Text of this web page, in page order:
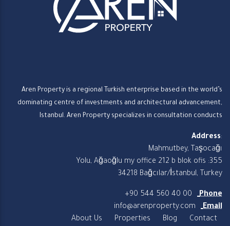
Aren Property is a regional Turkish enterprise based in the world’s
dominating centre of investments and architectural advancement,
Istanbul. Aren Property specializes in consultation conducts
Address:
Mahmutbey, Taşocağı
Yolu, Ağaoğlu my office 212 b blok ofis :355
34218 Bağcılar/İstanbul, Turkey
Phone
+90 544 560 40 00
Email
info@arenproperty.com
About Us
Properties Blog Contact